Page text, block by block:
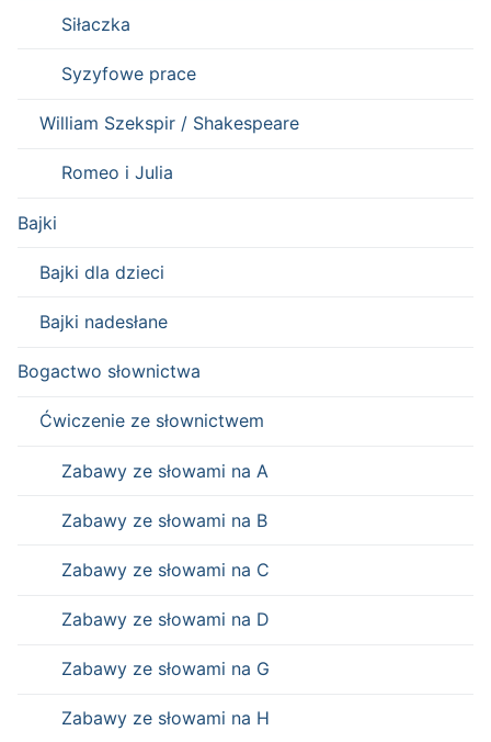
Siłaczka
Syzyfowe prace
William Szekspir / Shakespeare
Romeo i Julia
Bajki
Bajki dla dzieci
Bajki nadesłane
Bogactwo słownictwa
Ćwiczenie ze słownictwem
Zabawy ze słowami na A
Zabawy ze słowami na B
Zabawy ze słowami na C
Zabawy ze słowami na D
Zabawy ze słowami na G
Zabawy ze słowami na H